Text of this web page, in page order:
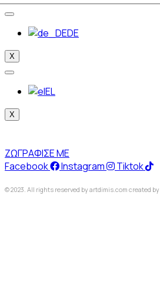
DE
X
EL
X
ΖΩΓΡΑΦΙΣΕ ΜΕ
Facebook
Instagram Tiktok
© 2023. All rights reserved by artdimis.com created by